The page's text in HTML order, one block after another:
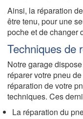
Ainsi, la réparation
être tenu, pour une
poche et de changer
Techniques de
Notre garage
réparer votre pneu
réparation de votre
techniques. Ces
La réparation du